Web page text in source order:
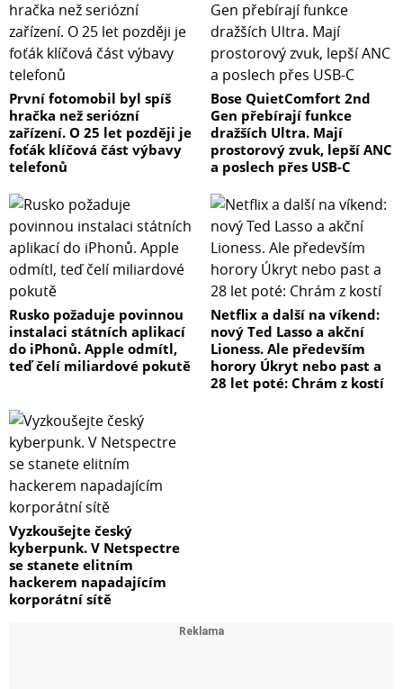
První fotomobil byl spíš
hračka než seriózní
zařízení. O 25 let později je
foťák klíčová část výbavy
telefonů
Bose QuietComfort 2nd
Gen přebírají funkce
dražších Ultra. Mají
prostorový zvuk, lepší ANC
a poslech přes USB-C
Rusko požaduje povinnou
instalaci státních aplikací
do iPhonů. Apple odmítl,
teď čelí miliardové pokutě
Netflix a další na víkend:
nový Ted Lasso a akční
Lioness. Ale především
horory Úkryt nebo past a
28 let poté: Chrám z kostí
Vyzkoušejte český
kyberpunk. V Netspectre
se stanete elitním
hackerem napadajícím
korporátní sítě